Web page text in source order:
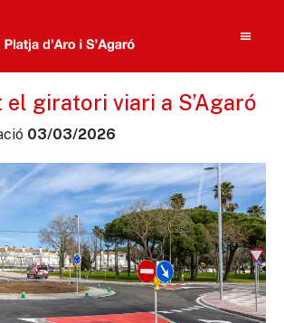
giratori viari a S’Agaró
03/03/2026